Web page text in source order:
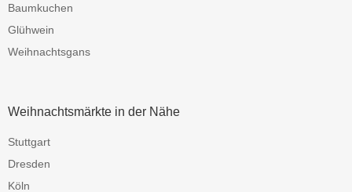
Baumkuchen
Glühwein
Weihnachtsgans
Weihnachtsmärkte in der Nähe
Stuttgart
Dresden
Köln